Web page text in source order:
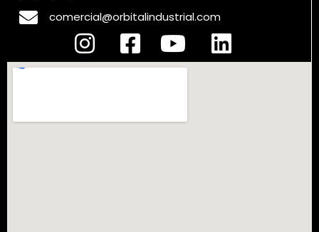
comercial@orbitalindustrial.com